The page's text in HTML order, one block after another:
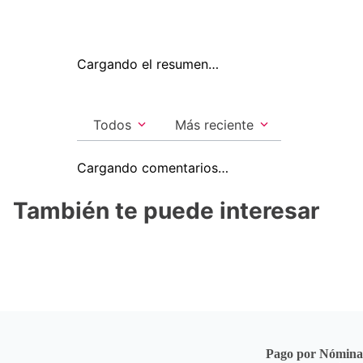
Cargando el resumen…
Más reciente
Todos
Cargando comentarios…
También te puede interesar
Pago por Nómina